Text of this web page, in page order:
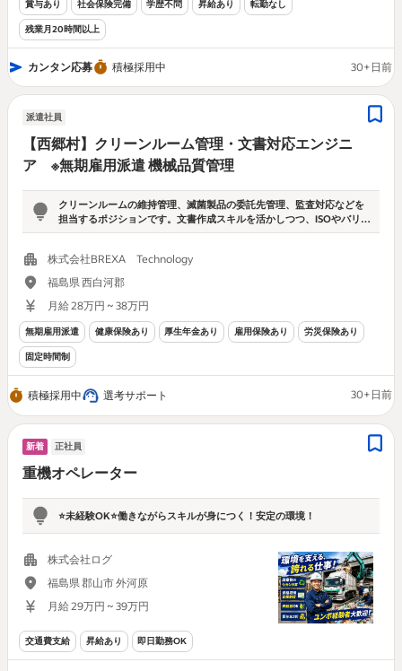
賞与あり 社会保険完備 学歴不問 昇給あり 転勤なし
残業月20時間以上
カンタン応募 積極採用中 30+日前
派遣社員
【西郷村】クリーンルーム管理・文書対応エンジニ
ア ※無期雇用派遣 機械品質管理
クリーンルームの維持管理、滅菌製品の委託先管理、監査対応などを
担当するポジションです。文書作成スキルを活かしつつ、ISOやバリデ
ーションなど専門性を身につけたい方に最適な環境です。
株式会社BREXA Technology
福島県 西白河郡
月給 28万円 ~ 38万円
無期雇用派遣 健康保険あり 厚生年金あり 雇用保険あり 労災保険あり
固定時間制
積極採用中 選考サポート 30+日前
新着 正社員
重機オペレーター
⭐未経験OK⭐️働きながらスキルが身につく！安定の環境！
株式会社ログ
福島県 郡山市 外河原
月給 29万円 ~ 39万円
交通費支給 昇給あり 即日勤務OK